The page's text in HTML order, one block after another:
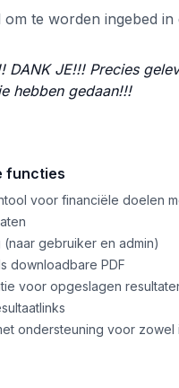
te worden ingebed
DANK JE!!! Precies
hebben gedaan!!!
functies
voor financiële doelen
gebruiker en admin)
downloadbare PDF
voor opgeslagen
ondersteuning voor